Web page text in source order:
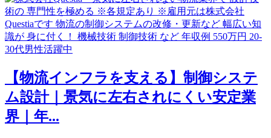
【物流インフラを支える】制御システ
ム設計｜景気に左右されにくい安定業
界｜年...